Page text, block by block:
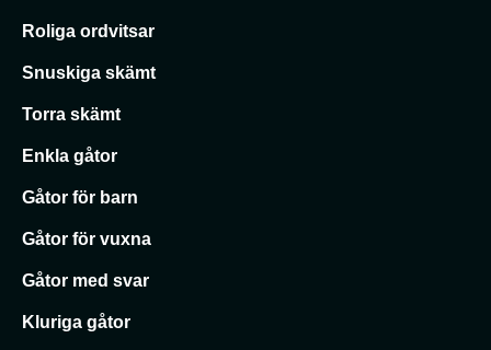
Roliga ordvitsar
Snuskiga skämt
Torra skämt
Enkla gåtor
Gåtor för barn
Gåtor för vuxna
Gåtor med svar
Kluriga gåtor